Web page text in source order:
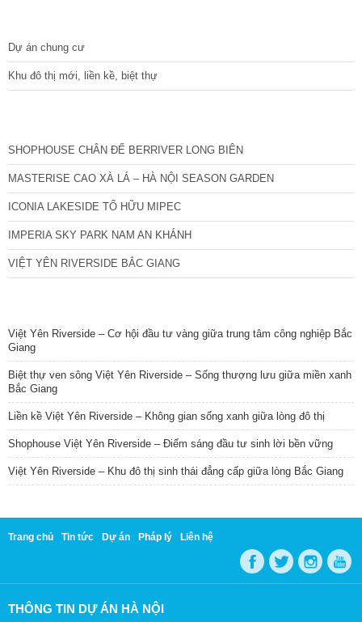
Dự án chung cư
Khu đô thị mới, liền kề, biệt thự
SHOPHOUSE CHÂN ĐẾ BERRIVER LONG BIÊN
MASTERISE CAO XÀ LÁ – HÀ NỘI SEASON GARDEN
ICONIA LAKESIDE TỐ HỮU MIPEC
IMPERIA SKY PARK NAM AN KHÁNH
VIỆT YÊN RIVERSIDE BẮC GIANG
Việt Yên Riverside – Cơ hội đầu tư vàng giữa trung tâm công nghiệp Bắc
Giang
Biệt thự ven sông Việt Yên Riverside – Sống thượng lưu giữa miền xanh
Bắc Giang
Liền kề Việt Yên Riverside – Không gian sống xanh giữa lòng đô thị
Shophouse Việt Yên Riverside – Điểm sáng đầu tư sinh lời bền vững
Việt Yên Riverside – Khu đô thị sinh thái đẳng cấp giữa lòng Bắc Giang
Trang chủ Tin tức Dự án Pháp lý Liên hệ
THÔNG TIN DỰ ÁN HÀ NỘI